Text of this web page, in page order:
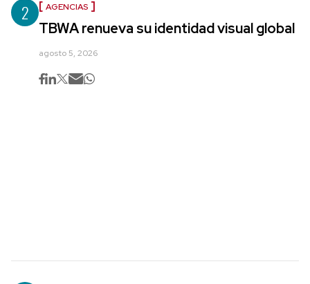
2 AGENCIAS
TBWA renueva su identidad visual global
agosto 5, 2026